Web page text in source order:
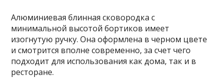
Алюминиевая блинная сковородка с
минимальной высотой бортиков имеет
изогнутую ручку. Она оформлена в черном цвете
и смотрится вполне современно, за счет чего
подходит для использования как дома, так и в
ресторане.